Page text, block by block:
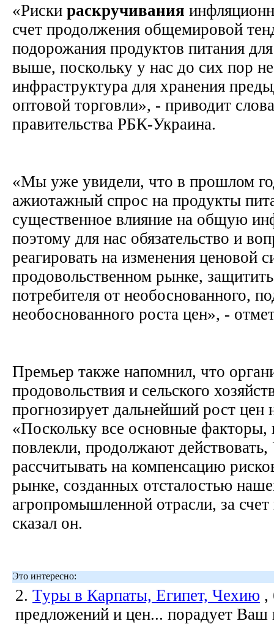
«Риски раскручивания
счет продолжения общемировой
подорожания продуктов питания
выше, поскольку у нас до сих пор
инфраструктура для хранения
оптовой торговли», - приводит
правительства РБК-Украина.
«Мы уже увидели, что в прошлом
ажиотажный спрос на продукты
существенное влияние на общую
поэтому для нас обязательство и
реагировать на изменения ценовой
продовольственном рынке,
потребителя от необоснованного,
необоснованного роста цен», -
Премьер также напомнил, что
продовольствия и сельского
прогнозирует дальнейший рост цен
«Поскольку все основные факторы,
повлекли, продолжают
рассчитывать на компенсацию
рынке, созданных отсталостью
агропромышленной отрасли, за
сказал он.
Это интересно:
2. Туры в Карпаты, Египет, Чехию ,
предложений и цен... порадует Ваш